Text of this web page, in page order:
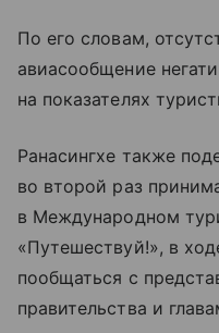
По его словам,
авиасообщение
на показателях
Ранасингхе также
во второй раз
в Международном
«Путешествуй!», в
пообщаться с
правительства и